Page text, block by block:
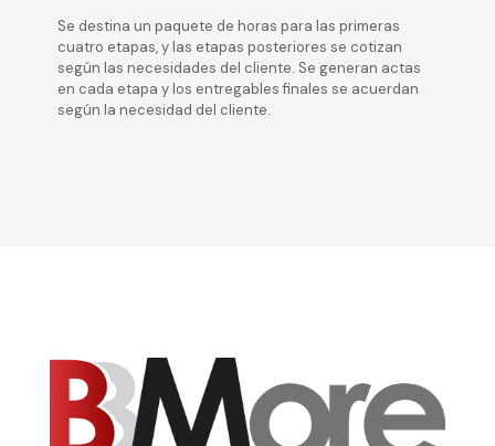
Se destina un paquete de horas para las primeras
cuatro etapas, y las etapas posteriores se cotizan
según las necesidades del cliente. Se generan actas
en cada etapa y los entregables finales se acuerdan
según la necesidad del cliente.